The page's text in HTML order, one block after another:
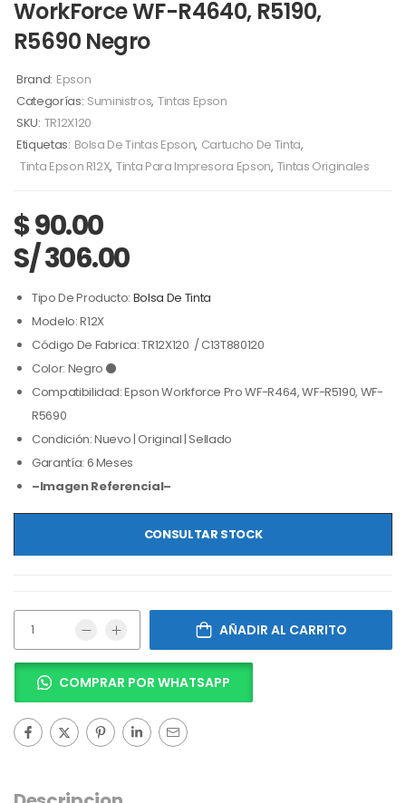
WorkForce WF-R4640, R5190,
R5690 Negro
Brand: Epson
Categorías: Suministros, Tintas Epson
SKU: TR12X120
Etiquetas: Bolsa De Tintas Epson, Cartucho De Tinta,
Tinta Epson R12X, Tinta Para Impresora Epson, Tintas Originales
$90.00
S/ 306.00
Tipo De Producto: Bolsa De Tinta
Modelo: R12X
Código De Fabrica: TR12X120 / C13T880120
Color: Negro ⚫
Compatibilidad: Epson Workforce Pro WF-R464, WF-R5190, WF-
R5690
Condición: Nuevo | Original | Sellado
Garantía: 6 Meses
–Imagen Referencial–
CONSULTAR STOCK
AÑADIR AL CARRITO
COMPRAR POR WHATSAPP